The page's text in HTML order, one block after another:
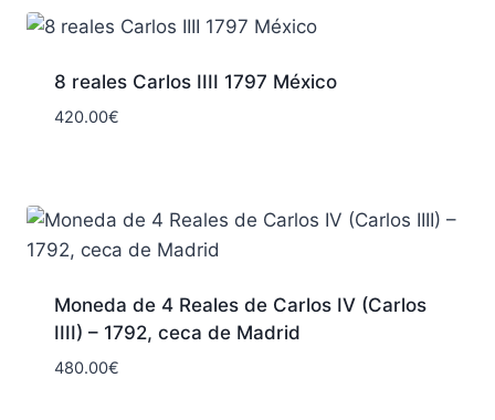
8 reales Carlos IIII 1797 México
420.00€
Moneda de 4 Reales de Carlos IV (Carlos
IIII) – 1792, ceca de Madrid
480.00€